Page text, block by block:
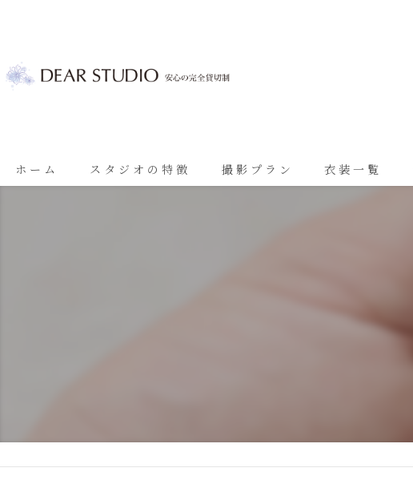
ホーム スタジオの特徴 撮影プラン 衣装一覧